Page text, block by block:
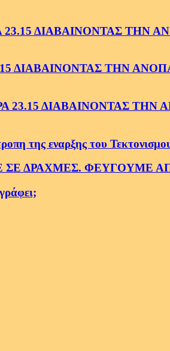
ΔΙΑΒΑΙΝΟΝΤΑΣ ΤΗΝ
ΤΗΝ
ΔΙΑΒΑΙΝΟΝΤΑΣ ΤΗΝ
εναρξης του Τεκτονισμου
ΣΕ ΔΡΑΧΜΕΣ. ΦΕΥΓΟΥΜΕ